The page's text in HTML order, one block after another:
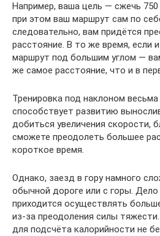
Например, ваша цель — сжечь 750
при этом ваш маршрут сам по
следовательно, вам придётся
расстояние. В то же время, если
маршрут под большим углом —
же самое расстояние, что и в
Тренировка под наклоном
способствует развитию
добиться увеличения скорости,
сможете преодолеть большее
короткое время.
Однако, заезд в гору намного
обычной дороге или с горы.
приходится осуществлять
из-за преодоления силы
для подсчёта калорийности не